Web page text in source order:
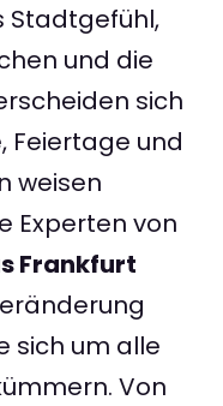
Stadtgefühl,
und die
sich
Feiertage und
weisen
Experten von
Frankfurt
sich um alle
Von